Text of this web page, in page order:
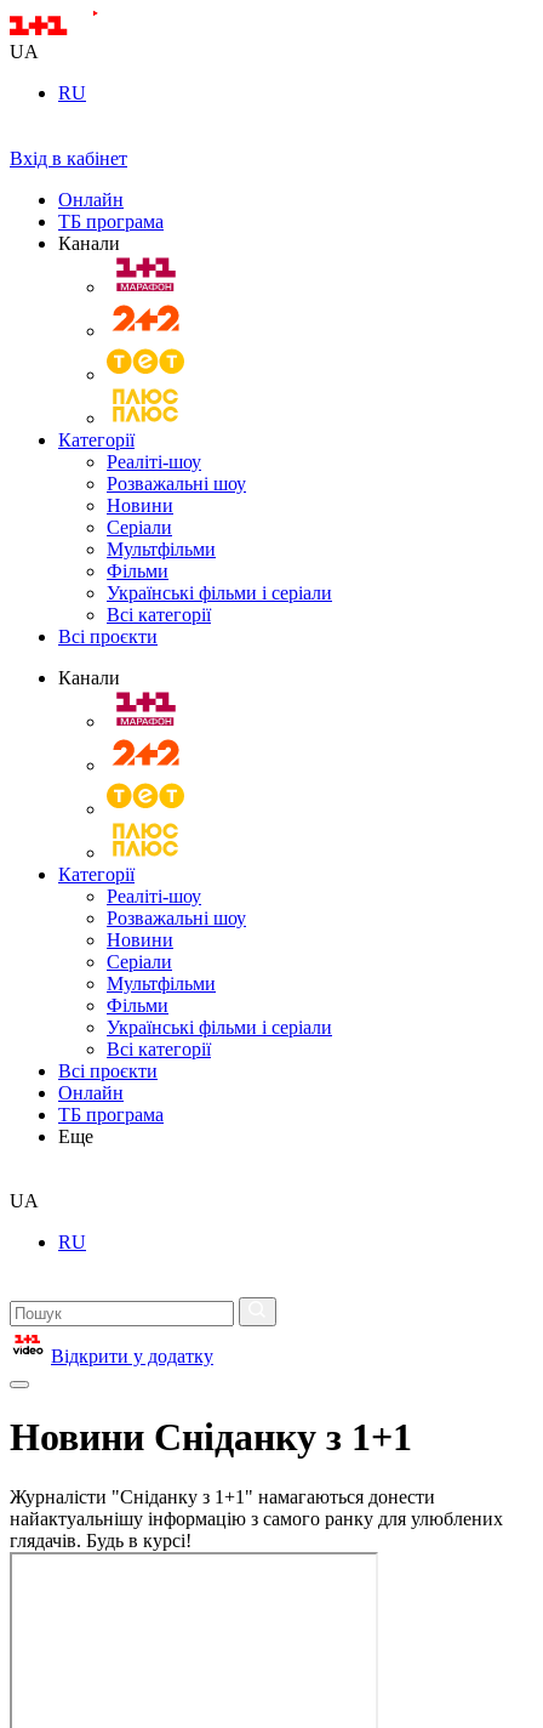
UA
RU
Вхід в кабінет
Онлайн
ТБ програма
Канали
Категорії
Реаліті-шоу
Розважальні шоу
Новини
Серіали
Мультфільми
Фільми
Українські фільми і серіали
Всі категорії
Всі проєкти
Канали
Категорії
Реаліті-шоу
Розважальні шоу
Новини
Серіали
Мультфільми
Фільми
Українські фільми і серіали
Всі категорії
Всі проєкти
Онлайн
ТБ програма
Еще
UA
RU
Відкрити у додатку
Новини Сніданку з 1+1
Журналісти "Сніданку з 1+1" намагаються донести
найактуальнішу інформацію з самого ранку для улюблених
глядачів. Будь в курсі!